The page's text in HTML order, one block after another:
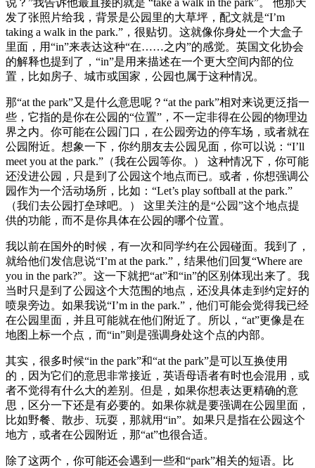
发了张照片给我，背景是公园里的大草坪，配文就是“I’m
taking a walk in the park.”，很贴切。这就像你身处一个大盒子
里面，用“in”来表达这种“在……之内”的感觉。英国文化协会
的解释也提到了，“in”是用来描述在一个更大空间内部的位
置，比如房子、城市或国家，公园也属于这种情况。
那“at the park”又是什么意思呢？“at the park”相对来说更泛指一
些，它指的是你在公园的“位置”，不一定非得在公园的物理边
界之内。你可能在公园门口，在公园旁边的停车场，或者就在
公园附近。想象一下，你约朋友去公园见面，你可以说：“I’ll
meet you at the park.”（我在公园等你。） 这种情况下，你可能
还没进公园，只是到了公园这个地点而已。或者，你想强调公
园作为一个活动场所，比如：“Let’s play softball at the park.”
（我们去公园打垒球吧。） 这里关注的是“公园”这个地点提
供的功能，而不是你具体在公园的哪个位置。
我以前在国外的时候，有一次和同学约在公园碰面。我到了，
就给他们发信息说“I’m at the park.”，结果他们回复“Where are
you in the park?”。这一下就把“at”和“in”的区别体现出来了。我
当时只是到了公园这个大范围的地点，还没具体走到约定好的
喷泉旁边。如果我说“I’m in the park.”，他们可能会觉得我已经
在公园里面，并且可能就在他们附近了。所以，“at”更像是在
地图上标一个点，而“in”则是强调身处这个点的内部。
其实，很多时候“in the park”和“at the park”是可以互换使用
的，因为它们的意思非常接近，英语母语者有时也会混用，或
者不觉得有什么大的差别。但是，如果你想表达更精确的意
思，区分一下还是有必要的。如果你就是要强调在公园里面，
比如野餐、散步、玩耍，那就用“in”。如果只是指在公园这个
地方，或者在公园附近，那“at”也很合适。
除了这两个，你可能还会遇到一些和“park”相关的短语。比